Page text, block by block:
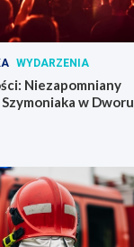
WYDARZENIA
Niezapomniany
w Dworu